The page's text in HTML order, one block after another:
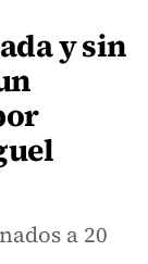
y sin
a 20